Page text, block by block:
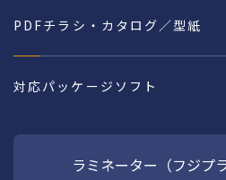
PDFチラシ・カタログ／型紙
対応パッケージソフト
ラミネーター（フジプ